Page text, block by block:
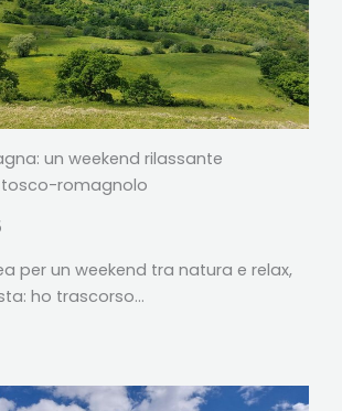
un weekend rilassante
tosco-romagnolo
per un weekend tra natura e relax,
ho trascorso…